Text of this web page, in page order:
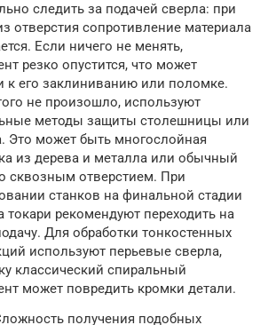
следить за подачей сверла: при
отверстия сопротивление материала
Если ничего не менять,
резко опустится, что может
к его заклиниванию или поломке.
не произошло, используют
методы защиты столешницы или
Это может быть многослойная
из дерева и металла или обычный
сквозным отверстием. При
станков на финальной стадии
токари рекомендуют переходить на
Для обработки тонкостенных
используют перьевые сверла,
классический спиральный
может повредить кромки детали.
получения подобных